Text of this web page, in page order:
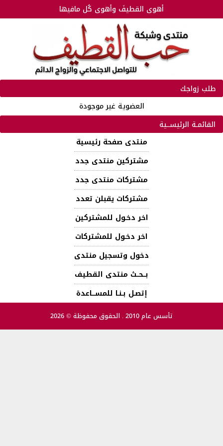
أهوى القطيفَ وأهوى كُل مافيها
طلب زواجك
العضوية غير موجودة
القائمـة الرئيســية
منتدى صفحة رئيسية
مشتركين منتدى جدد
مشتركات منتدى جدد
مشتركات يقبلن تعدد
اخر دخـول للمشتركين
اخر دخـول للمشتركات
دخول وتسجيل منتدى
بــحــث منتدى القطيف
إتصـل بـنـا للمســـاعدة
تأسس عام 2010 . الحقوق محفوظة © 2026